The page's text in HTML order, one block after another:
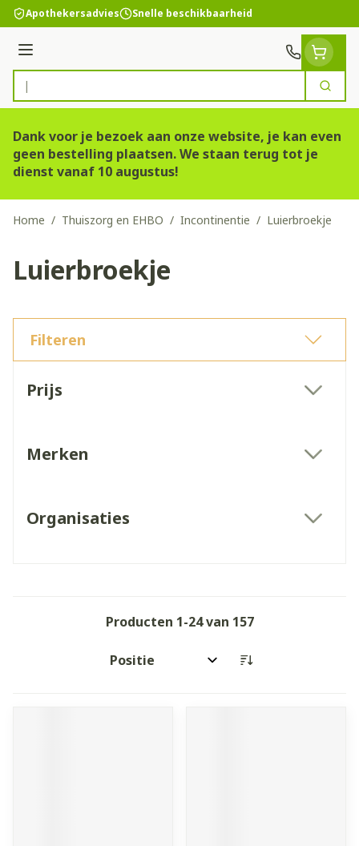
Ga naar de inhoud
Apothekersadvies Snelle beschikbaarheid
Menu
Product, merk, categorie...
Zoek
Dank voor je bezoek aan onze website, je kan even
geen bestelling plaatsen. We staan terug tot je
dienst vanaf 10 augustus!
Home / Thuiszorg en EHBO / Incontinentie / Luierbroekje
Luierbroekje
Filteren
Prijs
Merken
Organisaties
Producten 1-24van 157
Sorteer op: